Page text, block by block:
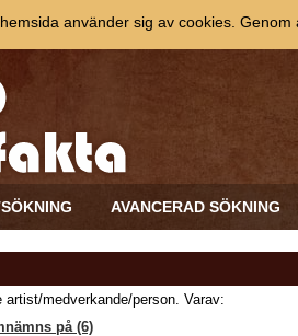
AVANCERAD SÖKNING
artist/medverkande/person. Varav:
på (6)
använder sig av cookies.